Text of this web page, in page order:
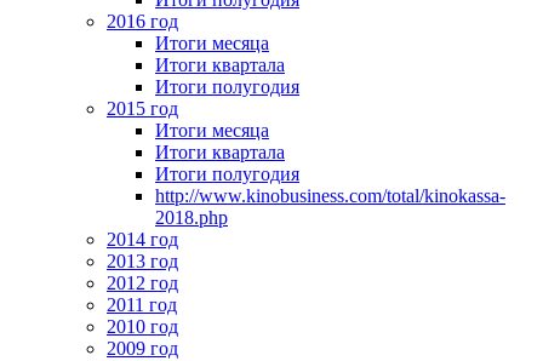
2016 год
Итоги месяца
Итоги квартала
Итоги полугодия
2015 год
Итоги месяца
Итоги квартала
Итоги полугодия
http://www.kinobusiness.com/total/kinokassa-
2018.php
2014 год
2013 год
2012 год
2011 год
2010 год
2009 год